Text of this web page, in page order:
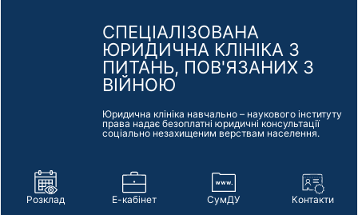
СПЕЦІАЛІЗОВАНА
ЮРИДИЧНА КЛІНІКА З
ПИТАНЬ, ПОВ'ЯЗАНИХ З
ВІЙНОЮ
Юридична клініка навчально – наукового інституту
права надає безоплатні юридичні консультації
соціально незахищеним верствам населення.
Розклад Е-кабінет СумДУ Контакти